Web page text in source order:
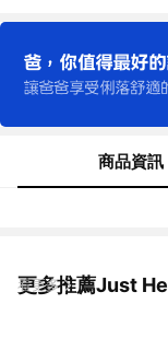
商品資訊
更多推薦Just
看更多